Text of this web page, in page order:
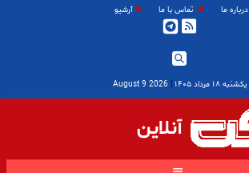
درباره ما تماس با ما آرشیو
یکشنبه ۱۸ مرداد ۱۴۰۵ |
2026 August 9
آنلاین